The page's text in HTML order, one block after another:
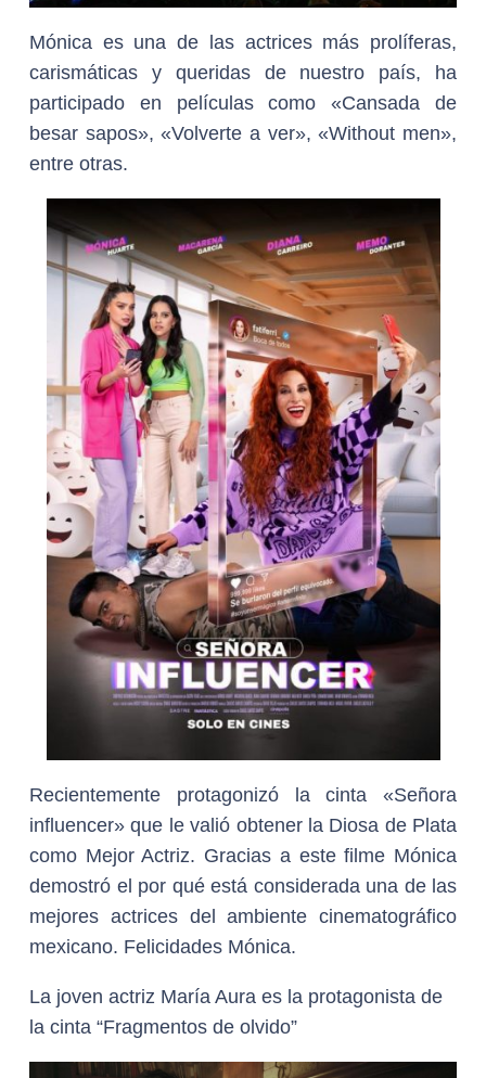
Mónica es una de las actrices más prolíferas,
carismáticas y queridas de nuestro país, ha
participado en películas como «Cansada de
besar sapos», «Volverte a ver», «Without men»,
entre otras.
Recientemente protagonizó la cinta «Señora
influencer» que le valió obtener la Diosa de Plata
como Mejor Actriz. Gracias a este filme Mónica
demostró el por qué está considerada una de las
mejores actrices del ambiente cinematográfico
mexicano. Felicidades Mónica.
La joven actriz María Aura es la protagonista de
la cinta “Fragmentos de olvido”